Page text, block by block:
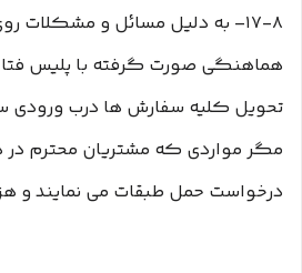
۱۷-۸– به دلیل مسائل و مشکلات
هماهنگی صورت گرفته با پلیس فتا
تحویل کلیه سفارش ها درب ورودی
مگر مواردی که مشتریان محترم
درخواست حمل طبقات می نمایند و